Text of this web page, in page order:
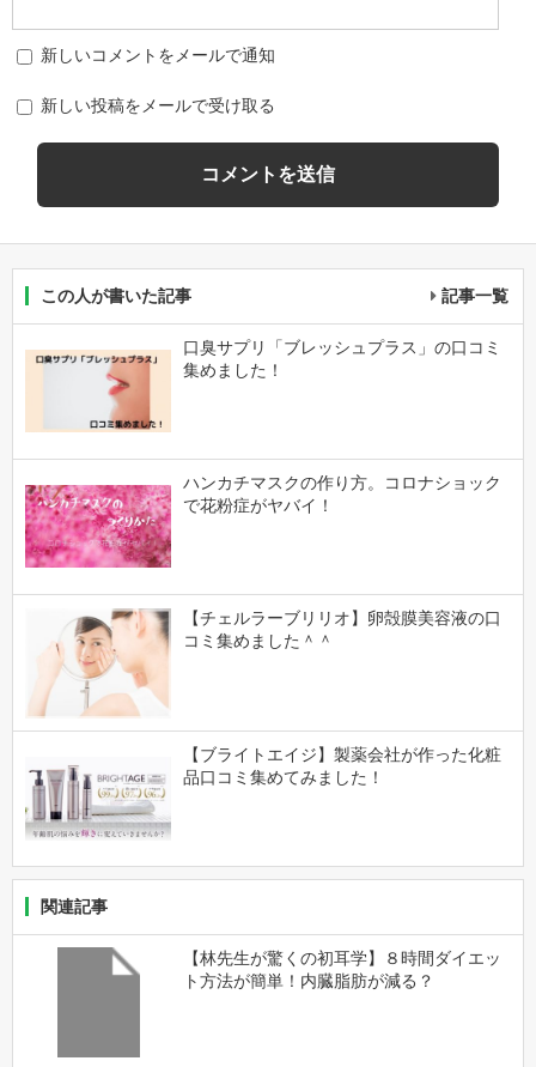
新しいコメントをメールで通知
新しい投稿をメールで受け取る
この人が書いた記事 記事一覧
口臭サプリ「ブレッシュプラス」の口コミ
集めました！
ハンカチマスクの作り方。コロナショック
で花粉症がヤバイ！
【チェルラーブリリオ】卵殻膜美容液の口
コミ集めました＾＾
【ブライトエイジ】製薬会社が作った化粧
品口コミ集めてみました！
関連記事
【林先生が驚くの初耳学】８時間ダイエッ
ト方法が簡単！内臓脂肪が減る？